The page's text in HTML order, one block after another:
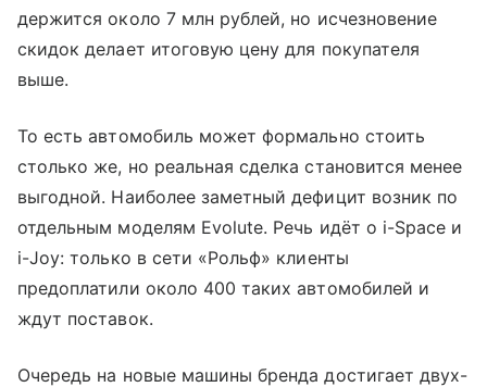
держится около 7 млн рублей, но исчезновение
скидок делает итоговую цену для покупателя
выше.
То есть автомобиль может формально стоить
столько же, но реальная сделка становится менее
выгодной. Наиболее заметный дефицит возник по
отдельным моделям Evolute. Речь идёт о i-Space и
i-Joy: только в сети «Рольф» клиенты
предоплатили около 400 таких автомобилей и
ждут поставок.
Очередь на новые машины бренда достигает двух-